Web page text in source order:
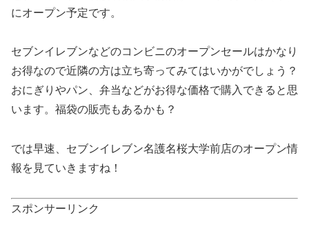
にオープン予定です。
セブンイレブンなどのコンビニのオープンセールはかなり
お得なので近隣の方は立ち寄ってみてはいかがでしょう？
おにぎりやパン、弁当などがお得な価格で購入できると思
います。福袋の販売もあるかも？
では早速、セブンイレブン名護名桜大学前店のオープン情
報を見ていきますね！
スポンサーリンク